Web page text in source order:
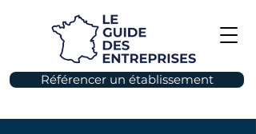
Référencer un établissement